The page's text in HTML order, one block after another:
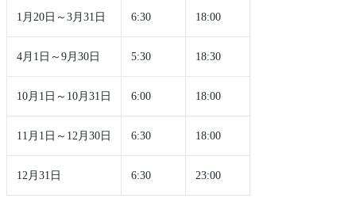
1月20日～3月31日 6:30 18:00
4月1日～9月30日 5:30 18:30
10月1日～10月31日 6:00 18:00
11月1日～12月30日 6:30 18:00
12月31日 6:30 23:00